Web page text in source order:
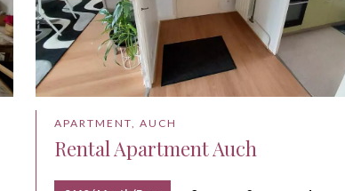
APARTMENT, AUCH
Rental Apartment Auch